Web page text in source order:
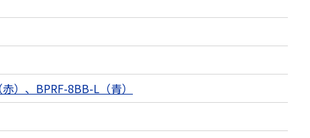
）、BPRF-8BB-L（青）